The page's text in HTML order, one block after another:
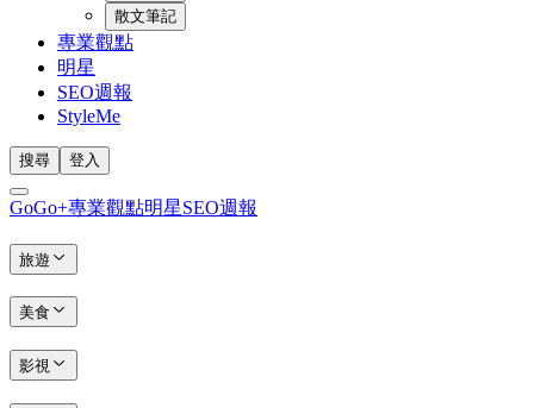
散文筆記
專業觀點
明星
SEO週報
StyleMe
搜尋 登入
GoGo+專業觀點明星SEO週報
旅遊
美食
影視